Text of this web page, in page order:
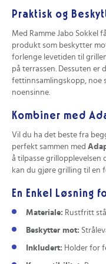
Praktisk og
Med Ramme Jabo Sokkel
produkt som beskytter
forlenge levetiden til
på terrassen. Dessuten
fettinnsamlingskopp, noe
noensinne.
Kombiner med
Vil du ha det beste fra
perfekt sammen med
å tilpasse grillopplevelsen
kan du gjøre grilling til en
En Enkel Løsning
Materiale: Rustfritt stål
Beskytter mot:
Inkludert: Holder for